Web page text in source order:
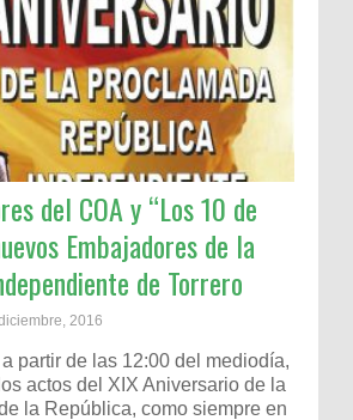
del COA y “Los 10 de
Embajadores de la
de Torrero
2016
partir de las 12:00 del mediodía,
actos del XIX Aniversario de la
la República, como siempre en